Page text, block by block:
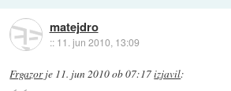
matejdro
:: 11. jun 2010, 13:09
Frgazorje 11. jun 2010 ob 07:17izjavil: